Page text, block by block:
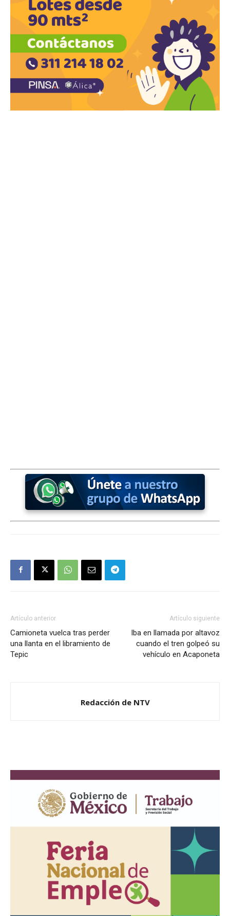
Artículo anterior
Camioneta vuelca tras perder
una llanta en el libramiento de
Tepic
Artículo siguiente
Iba en llamada por altavoz
cuando el tren golpeó su
vehículo en Acaponeta
Redacción de NTV